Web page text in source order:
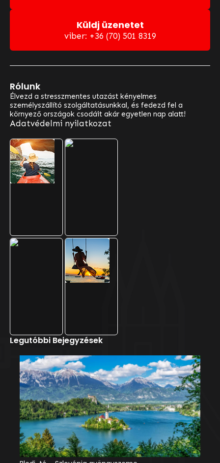
Küldj üzenetet
viber: +36 (70) 501 8319
Rólunk
Élvezd a stresszmentes utazást kényelmes
személyszállító szolgáltatásunkkal, és fedezd fel a
környező országok csodáit akár egyetlen nap alatt!
Adatvédelmi nyilatkozat
Legutóbbi Bejegyzések